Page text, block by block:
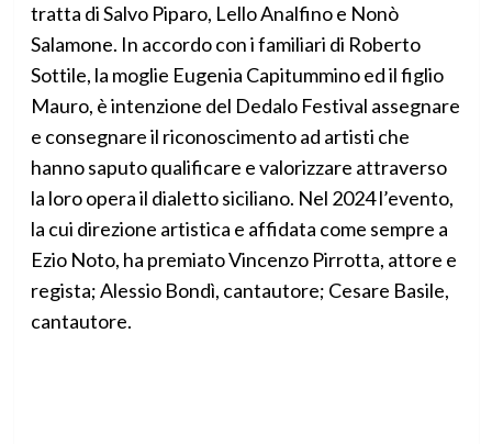
tratta di Salvo Piparo, Lello Analfino e Nonò
Salamone. In accordo con i familiari di Roberto
Sottile, la moglie Eugenia Capitummino ed il figlio
Mauro, è intenzione del Dedalo Festival assegnare
e consegnare il riconoscimento ad artisti che
hanno saputo qualificare e valorizzare attraverso
la loro opera il dialetto siciliano. Nel 2024 l’evento,
la cui direzione artistica e affidata come sempre a
Ezio Noto, ha premiato Vincenzo Pirrotta, attore e
regista; Alessio Bondì, cantautore; Cesare Basile,
cantautore.